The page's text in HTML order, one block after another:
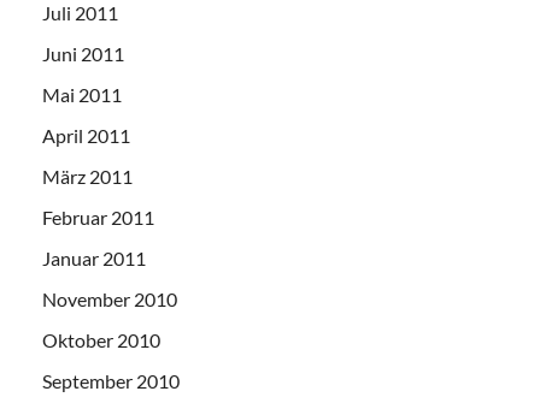
Juli 2011
Juni 2011
Mai 2011
April 2011
März 2011
Februar 2011
Januar 2011
November 2010
Oktober 2010
September 2010